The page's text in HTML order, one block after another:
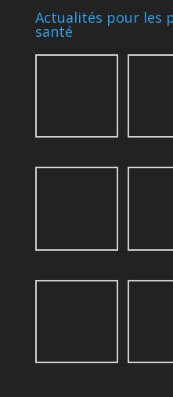
Actualités pour les
santé